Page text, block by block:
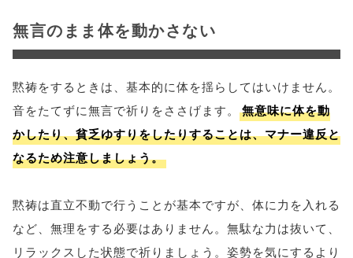
無言のまま体を動かさない
黙祷をするときは、基本的に体を揺らしてはいけません。
音をたてずに無言で祈りをささげます。
無意味に体を動
かしたり、貧乏ゆすりをしたりすることは、マナー違反と
なるため注意しましょう。
黙祷は直立不動で行うことが基本ですが、体に力を入れる
など、無理をする必要はありません。無駄な力は抜いて、
リラックスした状態で祈りましょう。姿勢を気にするより